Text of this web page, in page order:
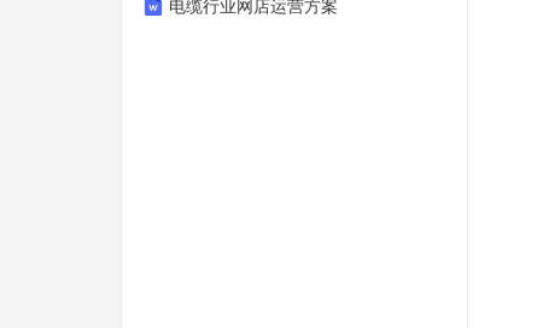
电缆行业网店运营方案